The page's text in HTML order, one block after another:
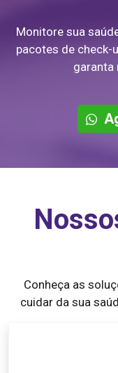
Monitore sua
pacotes de check-
garanta
Conheça as
cuidar da sua